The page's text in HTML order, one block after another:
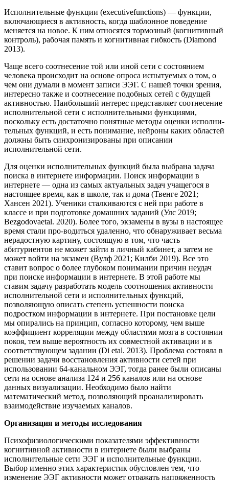
Исполнительные функции (executivefunctions) — функции,
включающиеся в активность, когда шаблонное поведение
меняется на новое. К ним относятся тормозный (когнитивный
контроль), рабочая память и когнитивная гибкость (Diamond
2013).
Чаще всего соотнесение той или иной сети с состоянием
человека происходит на основе опроса испытуемых о том, о
чем они думали в момент записи ЭЭГ. С нашей точки зрения,
интересно также и соотнесение подобных сетей с будущей
активностью. Наибольший интерес представляет соотнесение
исполнительной сети с исполнительными функциями,
поскольку есть достаточно понятные методы оценки исполни-
тельных функций, и есть понимание, нейроны каких областей
должны быть синхронизированы при описании
исполнительной сети.
Для оценки исполнительных функций была выбрана задача
поиска в интернете информации. Поиск информации в
интернете — одна из самых актуальных задач учащегося в
настоящее время, как в школе, так и дома (Твенге 2021;
Хансен 2021). Ученики сталкиваются с ней при работе в
классе и при подготовке домашних заданий (Улс 2019;
Bezgodovaetal. 2020). Более того, экзамены в вузы в настоящее
время стали про-водиться удаленно, что обнаруживает весьма
нерадостную картину, состоящую в том, что часть
абитуриентов не может зайти в личный кабинет, а затем не
может войти на экзамен (Вулф 2021; Килби 2019). Все это
ставит вопрос о более глубоком понимании причин неудач
при поиске информации в интернете. В этой работе мы
ставим задачу разработать модель соотношения активности
исполнительной сети и исполнительных функций,
позволяющую описать степень успешности поиска
подростком информации в интернете. При постановке цели
мы опирались на принцип, согласно которому, чем выше
коэффициент корреляции между областями мозга в состоянии
покоя, тем выше вероятность их совместной активации и в
соответствующем задании (Di etal. 2013). Проблема состояла в
решении задачи восстановления активности сетей при
использовании 64-канальном ЭЭГ, тогда ранее были описаны
сети на основе анализа 124 и 256 каналов или на основе
данных визуализации. Необходимо было найти
математический метод, позволяющий проанализировать
взаимодействие изучаемых каналов.
Организация и методы исследования
Психофизиологическими показателями эффективности
когнитивной активности в интернете были выбраны
исполнительные сети ЭЭГ и исполнительные функции.
Выбор именно этих характеристик обусловлен тем, что
изменение ЭЭГ активности может отражать напряженность